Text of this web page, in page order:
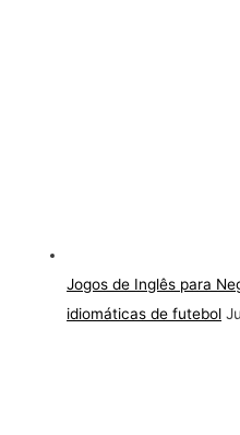
Jogos de Inglês para
idiomáticas de futebol